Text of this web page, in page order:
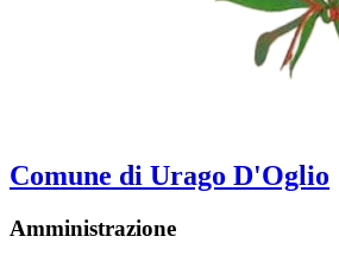
Comune di Urago D'Oglio
Amministrazione